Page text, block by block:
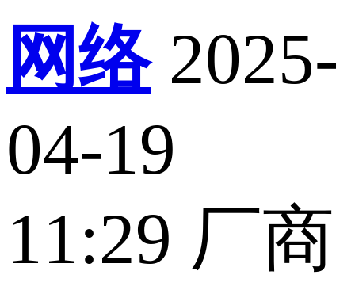
网络 2025-
04-19
11:29 厂商